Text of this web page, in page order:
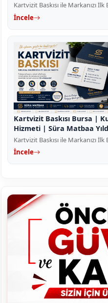
Kartvizit Baskısı ile Markanızı
İncele
Kartvizit Baskısı Bursa |
Hizmeti | Süra Matbaa
Kartvizit Baskısı ile Markanızı
İncele